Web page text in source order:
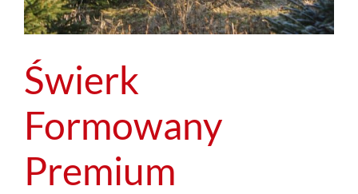
Świerk
Formowany
Premium